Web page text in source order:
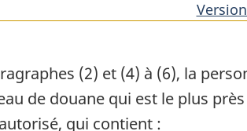
(2) et (4) à (6), la
de douane qui est le plus
qui contient :